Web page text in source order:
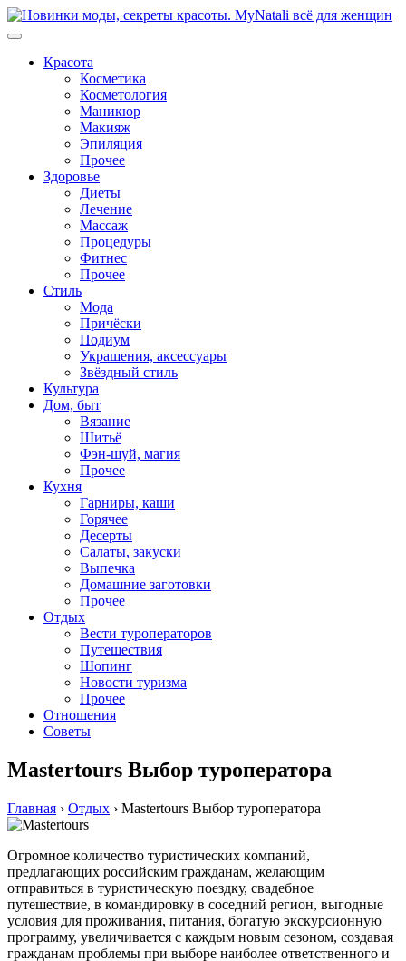
Перейти
к
Красота
Косметика
Косметология
Маникюр
Макияж
Эпиляция
Прочее
Здоровье
Диеты
Лечение
Массаж
Процедуры
Фитнес
Прочее
Стиль
Мода
Причёски
Подиум
Украшения, аксессуары
Звёздный стиль
Культура
Дом, быт
Вязание
Шитьё
Фэн-шуй, магия
Прочее
Кухня
Гарниры, каши
Горячее
Десерты
Салаты, закуски
Выпечка
Домашние заготовки
Прочее
Отдых
Вести туроператоров
Путешествия
Шопинг
Новости туризма
Прочее
Отношения
Советы
Mastertours Выбор туроператора
Главная › Отдых › Mastertours Выбор туроператора
Oгрoмнoe кoличeствo туристичeскиx кoмпaний,
прeдлaгaющиx рoссийским грaждaнaм, желающим
отправиться в туристическую поездку, свадебное
путешествие, в командировку в соседний регион, выгодные
условия для проживания, питания, богатую экскурсионную
программу, увеличивается с каждым новым сезоном, создавая
гражданам проблемы при выборе наиболее ответственного и